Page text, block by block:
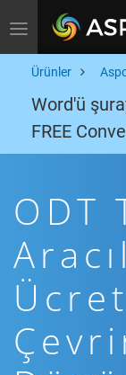
Toggle navigation
Ürünler
Word'ü
FREE
ODT